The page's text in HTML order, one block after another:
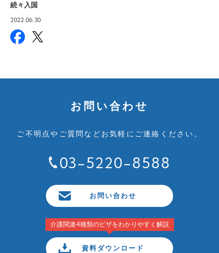
続々入国
2022.06.30
お問い合わせ
ご不明点やご質問などお気軽にご連絡ください。
03-5220-8588
お問い合わせ
介護関連4種類のビザをわかりやすく解説
資料ダウンロード